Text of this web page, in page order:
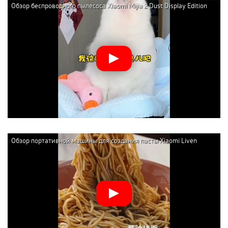
желто-оранжевого и зелёного. Данная модель:
Изготавливается из инновационного ABS-пластика –
термопластической ударопрочной смолы.
Работает в трёх режимах глубокой очистки,
точечного воздействия на проблемные зоны и
ежедневного ухода.
Очищает кожу благодаря вибрации мелких
силиконовых щетинок, изменяющих интенсивность и
амплитуду движений в соответствии с тем, какой
режим был выбран.
такого прибора ёмкостью – 400 мАч.
Обладает очищающим, антивозрастным и
противовоспалительным воздействием.
Отличается водонепроницаемостью (можно мыть в
проточной воде).
Проста в управлении и удобна в применении.
Чтобы процедуры по ультразвуковой чистке лица были
Обзор беспроводного пылесоса Xiaomi Mijia 2 Dust Display Edition
Обзор портативной машины для создания пасты Xiaomi Liven
Wireless Handheld Noodle Press (ML-A410)